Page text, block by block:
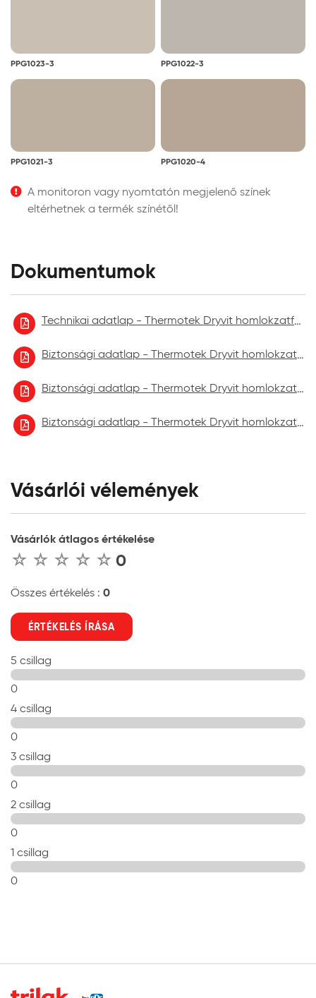
PPG1023-3 PPG1022-3
PPG1021-3 PPG1020-4
A monitoron vagy nyomtatón megjelenő színek
eltérhetnek a termék színétől!
Dokumentumok
Technikai adatlap - Thermotek Dryvit homlokzatfelújító festék
Biztonsági adatlap - Thermotek Dryvit homlokzatfelújító festék 2021.09.
Biztonsági adatlap - Thermotek Dryvit homlokzatfelújító festék 2022.10
Biztonsági adatlap - Thermotek Dryvit homlokzatfelújító festék 2023.06.
Vásárlói vélemények
Vásárlók átlagos értékelése
0
Összes értékelés : 0
ÉRTÉKELÉS ÍRÁSA
5 csillag
0
4 csillag
0
3 csillag
0
2 csillag
0
1 csillag
0